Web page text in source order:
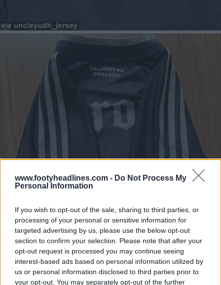
www.footyheadlines.com - Do Not Process My
Personal Information
If you wish to opt-out of the sale, sharing to third parties, or
processing of your personal or sensitive information for
targeted advertising by us, please use the below opt-out
section to confirm your selection. Please note that after your
opt-out request is processed you may continue seeing
interest-based ads based on personal information utilized by
us or personal information disclosed to third parties prior to
your opt-out. You may separately opt-out of the further